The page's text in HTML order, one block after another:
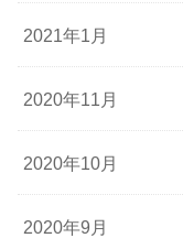
2021年1月
2020年11月
2020年10月
2020年9月